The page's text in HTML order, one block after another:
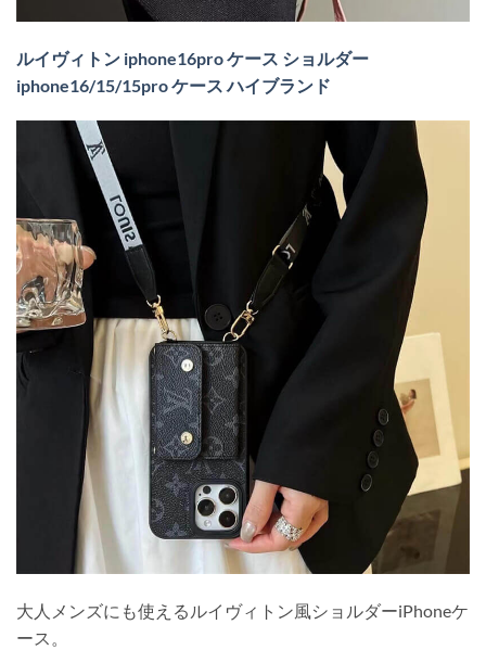
ルイヴィトン iphone16pro ケース ショルダー
iphone16/15/15pro ケース ハイブランド
大人メンズにも使えるルイヴィトン風ショルダーiPhoneケ
ース。